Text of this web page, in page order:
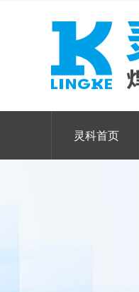
灵科首页